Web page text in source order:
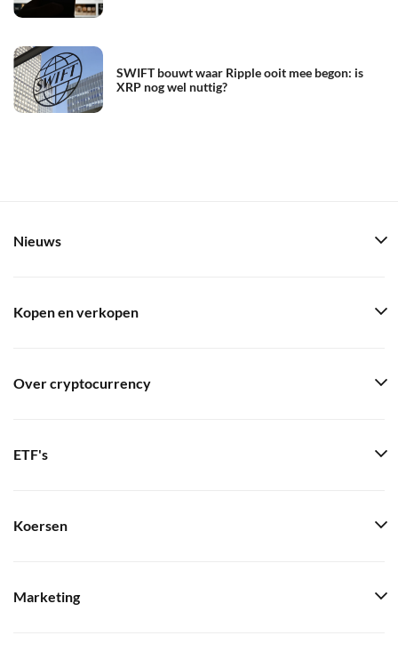
SWIFT bouwt waar Ripple ooit mee begon: is
XRP nog wel nuttig?
Nieuws
Kopen en verkopen
Over cryptocurrency
ETF's
Koersen
Marketing